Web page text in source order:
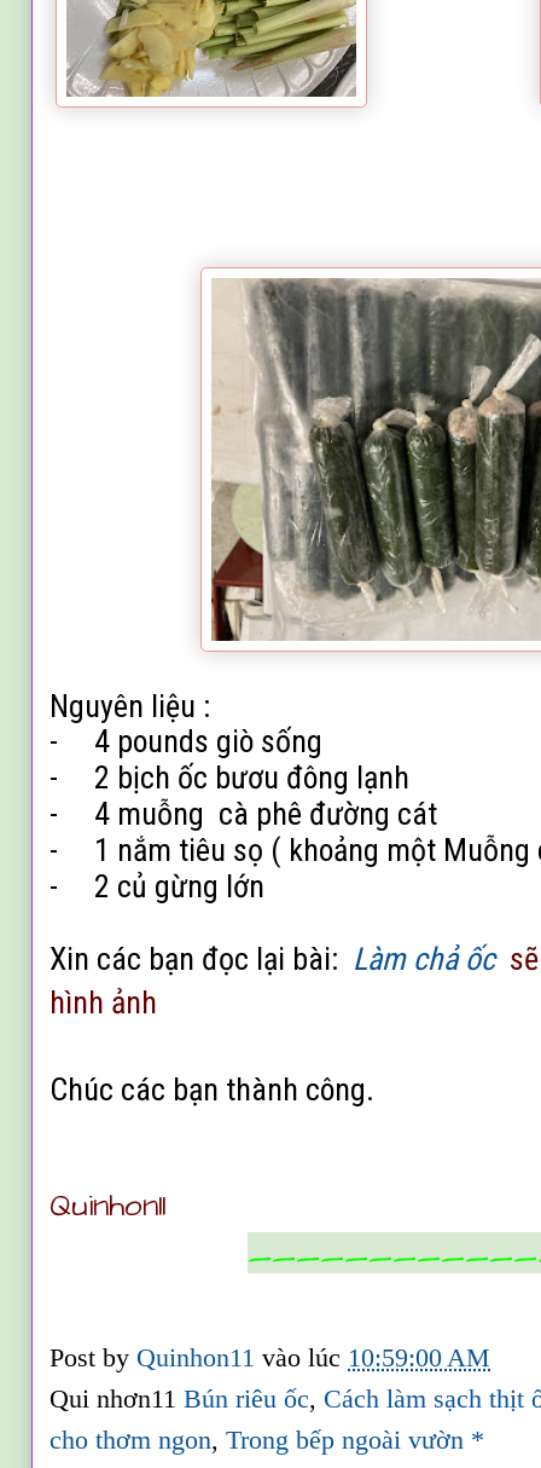
Nguyên liệu :
-
4 pounds giò sống
-
2 bịch ốc bươu đông lạnh
-
4 muỗng cà phê đường cát
-
1 nắm tiêu sọ ( khoảng một Muỗng
-
2 củ gừng lớn
Xin các bạn đọc lại bài: Làm chả ốcs
hình ảnh
Chúc các bạn thành công.
Quinhon11
Post by Quinhon11vào lúc 10:59:00 AM
Qui nhơn11Bún riêu ốc, Cách làm sạch thịt
cho thơm ngon,Trong bếp ngoài vườn *